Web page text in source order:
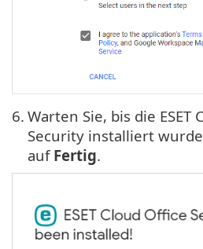
6. Warten Sie, bis die ESET
Security installiert
auf Fertig.